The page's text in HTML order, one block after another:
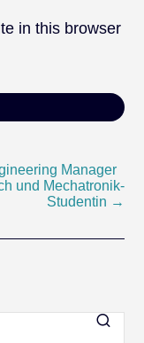
in this browser
Manager
und Mechatronik-
Studentin →